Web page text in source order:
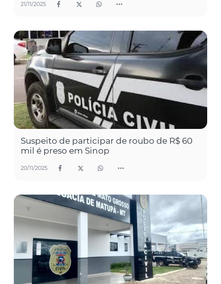
21/11/2025
Suspeito de participar de roubo de R$ 60
mil é preso em Sinop
20/11/2025